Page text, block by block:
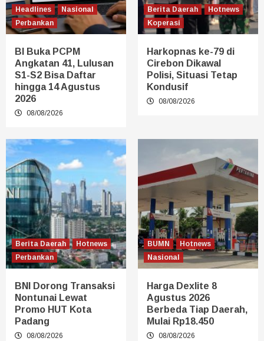
Headlines
Nasional
Perbankan
BI Buka PCPM
Angkatan 41, Lulusan
S1-S2 Bisa Daftar
hingga 14 Agustus
2026
08/08/2026
Berita Daerah
Hotnews
Koperasi
Harkopnas ke-79 di
Cirebon Dikawal
Polisi, Situasi Tetap
Kondusif
08/08/2026
Berita Daerah
Hotnews
Perbankan
BNI Dorong Transaksi
Nontunai Lewat
Promo HUT Kota
Padang
08/08/2026
BUMN
Hotnews
Nasional
Harga Dexlite 8
Agustus 2026
Berbeda Tiap Daerah,
Mulai Rp18.450
08/08/2026